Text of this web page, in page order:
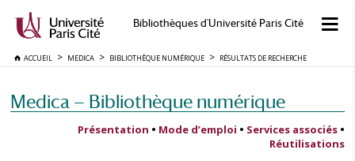
Bibliothèques d'Université Paris Cité
ACCUEIL MEDICA BIBLIOTHÈQUE NUMÉRIQUE RÉSULTATS DE RECHERCHE
Medica — Bibliothèque numérique
Présentation • Mode d’emploi • Services associés •
Réutilisations